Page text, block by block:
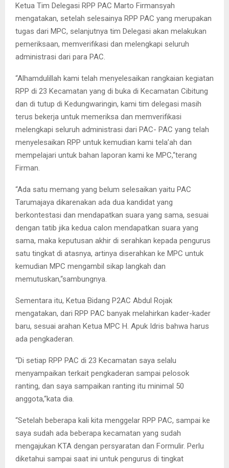
Ketua Tim Delegasi RPP PAC Marto Firmansyah
mengatakan, setelah selesainya RPP PAC yang merupakan
tugas dari MPC, selanjutnya tim Delegasi akan melakukan
pemeriksaan, memverifikasi dan melengkapi seluruh
administrasi dari para PAC.
“Alhamdulillah kami telah menyelesaikan rangkaian kegiatan
RPP di 23 Kecamatan yang di buka di Kecamatan Cibitung
dan di tutup di Kedungwaringin, kami tim delegasi masih
terus bekerja untuk memeriksa dan memverifikasi
melengkapi seluruh administrasi dari PAC- PAC yang telah
menyelesaikan RPP untuk kemudian kami tela’ah dan
mempelajari untuk bahan laporan kami ke MPC,“terang
Firman.
“Ada satu memang yang belum selesaikan yaitu PAC
Tarumajaya dikarenakan ada dua kandidat yang
berkontestasi dan mendapatkan suara yang sama, sesuai
dengan tatib jika kedua calon mendapatkan suara yang
sama, maka keputusan akhir di serahkan kepada pengurus
satu tingkat di atasnya, artinya diserahkan ke MPC untuk
kemudian MPC mengambil sikap langkah dan
memutuskan,“sambungnya.
Sementara itu, Ketua Bidang P2AC Abdul Rojak
mengatakan, dari RPP PAC banyak melahirkan kader-kader
baru, sesuai arahan Ketua MPC H. Apuk Idris bahwa harus
ada pengkaderan.
“Di setiap RPP PAC di 23 Kecamatan saya selalu
menyampaikan terkait pengkaderan sampai pelosok
ranting, dan saya sampaikan ranting itu minimal 50
anggota,“kata dia.
“Setelah beberapa kali kita menggelar RPP PAC, sampai ke
saya sudah ada beberapa kecamatan yang sudah
mengajukan KTA dengan persyaratan dan Formulir. Perlu
diketahui sampai saat ini untuk pengurus di tingkat